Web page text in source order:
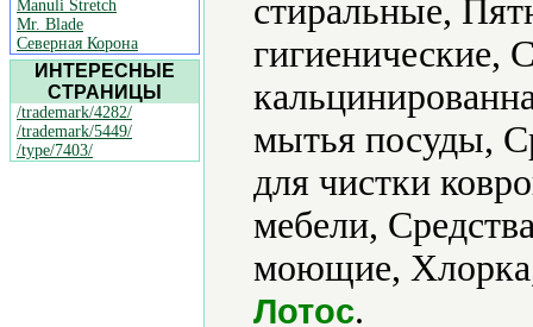
Manuli Stretch
Mr. Blade
Северная Корона
ИНТЕРЕСНЫЕ
СТРАНИЦЫ
/trademark/4282/
/trademark/5449/
/type/7403/
стиральные,
гигиенические,
мытья посуды,
для чистки
мебели,
моющие,
Лотос.